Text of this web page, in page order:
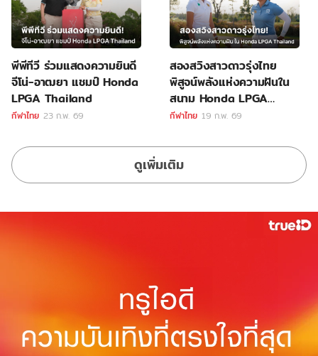
พีพีทีวี ร่วมแสดงความยินดี
จีโน่-อาฒยา แชมป์ Honda
LPGA Thailand
กีฬาไทย 23 ก.พ. 69
สองสวิงสาวดาวรุ่งไทย
พิสูจน์พลังแห่งความฝันใน
สนาม Honda LPGA
Thailand
กีฬาไทย 19 ก.พ. 69
ดูเพิ่มเติม